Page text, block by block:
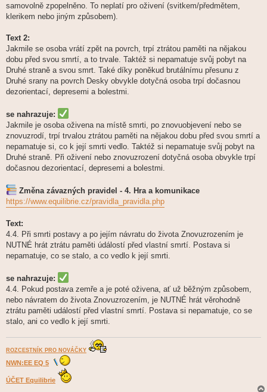
samovolně zpopelněno. To neplatí pro oživení (svitkem/předmětem,
klerikem nebo jiným způsobem).
Text 2:
Jakmile se osoba vrátí zpět na povrch, trpí ztrátou paměti na nějakou
dobu před svou smrtí, a to trvale. Taktéž si nepamatuje svůj pobyt na
Druhé straně a svou smrt. Také díky poněkud brutálnímu přesunu z
Druhé srany na povrch Desky obvykle dotyčná osoba trpí dočasnou
dezorientací, depresemi a bolestmi.
se nahrazuje:
Jakmile je osoba oživena na místě smrti, po znovuobjevení nebo se
znovuzrodí, trpí trvalou ztrátou paměti na nějakou dobu před svou smrtí a
nepamatuje si, co k její smrti vedlo. Taktéž si nepamatuje svůj pobyt na
Druhé straně. Při oživení nebo znovuzrození dotyčná osoba obvykle trpí
dočasnou dezorientací, depresemi a bolestmi.
Změna závazných pravidel - 4. Hra a komunikace
https://www.equilibrie.cz/pravidla_pravidla.php
Text:
4.4. Při smrti postavy a po jejím návratu do života Znovuzrozením je
NUTNÉ hrát ztrátu paměti údálostí před vlastní smrtí. Postava si
nepamatuje, co se stalo, a co vedlo k její smrti.
se nahrazuje:
4.4. Pokud postava zemře a je poté oživena, ať už běžným způsobem,
nebo návratem do života Znovuzrozením, je NUTNÉ hrát věrohodně
ztrátu paměti událostí před vlastní smrtí. Postava si nepamatuje, co se
stalo, ani co vedlo k její smrti.
ROZCESTNÍK PRO NOVÁČKY
NWN:EE EQ 5
ÚČET Equilibrie